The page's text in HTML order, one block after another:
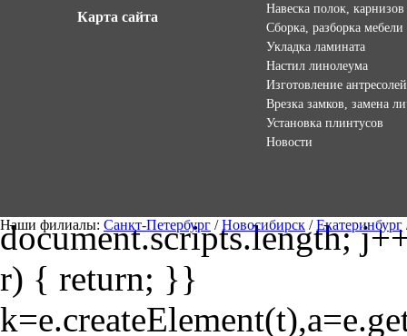
Карта сайта
Навеска полок, карнизов
Сборка, разборка мебели
Укладка ламината
Настил линолеума
Изготовление антресолей
Врезка замков, замена
Установка плинтусов
Новости
Наши филиалы: Санкт-Петербург /Новосибирск /Екатеринбург
document.scripts.length;
r) { return; }}